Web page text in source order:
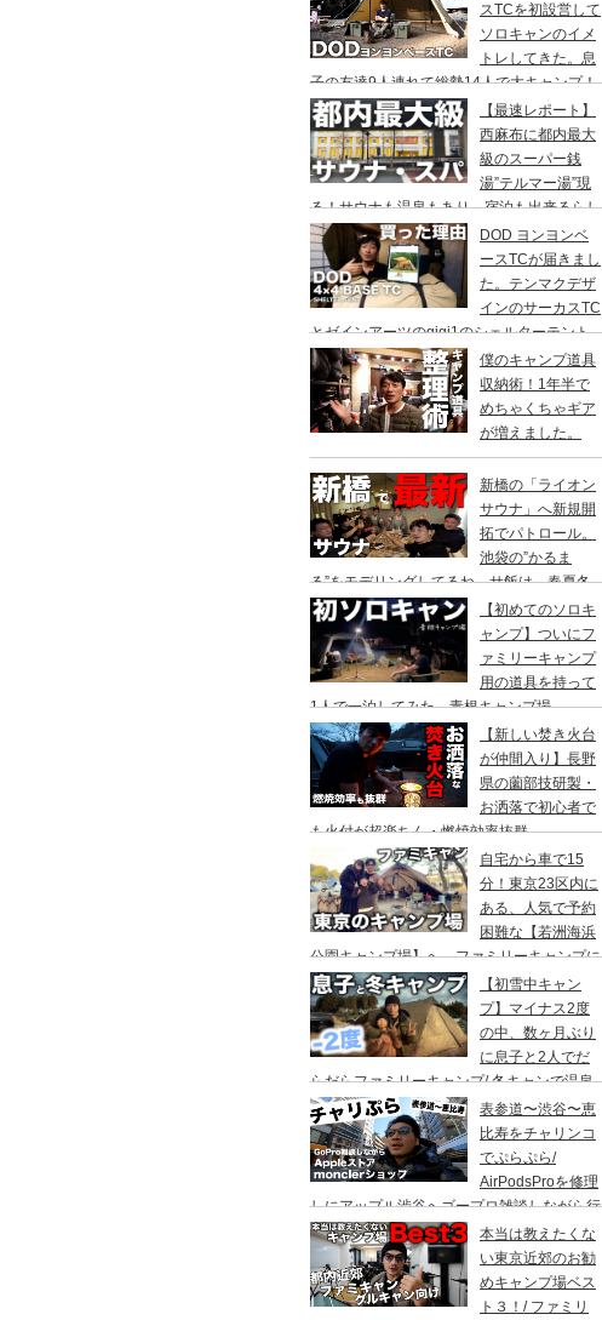
スTCを初設営して
ソロキャンのイメ
トレしてきた。息
子の友達9人連れて総勢14人で大キャンプ！
めちゃくちゃ疲れたぞ。
【最速レポート】
西麻布に都内最大
級のスーパー銭
湯”テルマー湯”現
る！サウナも温泉もあり、宿泊も出来るらし
い♪
DOD ヨンヨンベ
ースTCが届きまし
た。テンマクデザ
インのサーカスTC
とゼインアーツのgigi1のシェルターテント
と比較検討をし、購入に至った理由。
僕のキャンプ道具
収納術！1年半で
めちゃくちゃギア
が増えました。
新橋の「ライオン
サウナ」へ新規開
拓でパトロール。
池袋の”かるま
る”をモデリングしてるね。サ飯は、春夏冬
にて。
【初めてのソロキ
ャンプ】ついにフ
ァミリーキャンプ
用の道具を持って
1人で一泊してみた。青根キャンプ場
【新しい焚き火台
が仲間入り】長野
県の薗部技研製・
お洒落で初心者で
も火付が超楽ちん・燃焼効率抜群
自宅から車で15
分！東京23区内に
ある、人気で予約
困難な【若洲海浜
公園キャンプ場】へ、ファミリーキャンプに
行ってきた。冬キャンプもキャンプギアを上
手に使えば暖かくて楽しい♪
【初雪中キャン
プ】マイナス2度
の中、数ヶ月ぶり
に息子と2人でだ
らだらファミリーキャンプ/ 冬キャンで温泉
入って焚き火して超絶楽しかった。大野路キ
ャンプ場は結構いいかも
表参道〜渋谷〜恵
比寿をチャリンコ
でぷらぷら/
AirPodsProを修理
しにアップル渋谷へゴープロ雑談しながら行
ってきます。モンクレールの新型ショップも
行ってみました。
本当は教えたくな
い東京近郊のお勧
めキャンプ場ベス
ト３！/ ファミリ